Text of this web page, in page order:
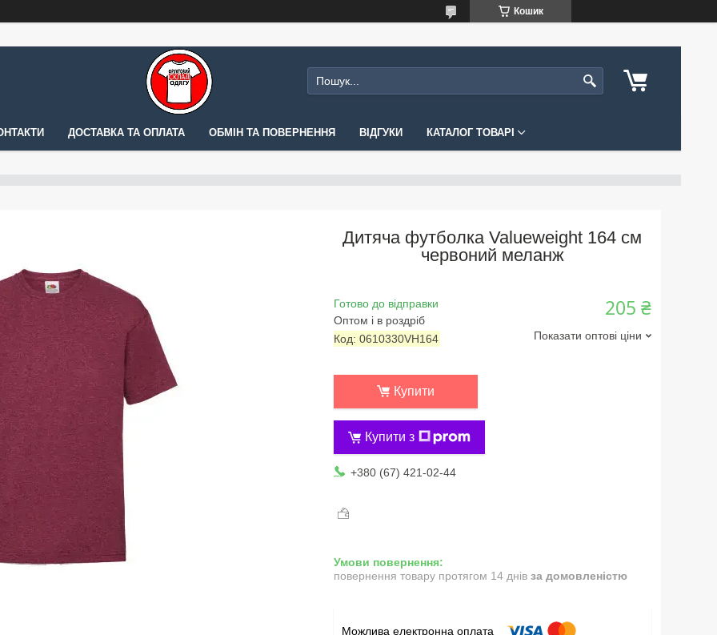
Кошик
ДОСТАВКА ТА ОПЛАТА ОБМІН ТА ПОВЕРНЕННЯ ВІДГУКИ КАТАЛОГ ТОВАРІ
Дитяча футболка Valueweight 164 см
червоний меланж
Готово до відправки
Оптом і в роздріб
Код: 0610330VH164
205 ₴
Показати оптові ціни
Купити
Купити з
+380 (67) 421-02-44
повернення товару протягом 14 днів за домовленістю